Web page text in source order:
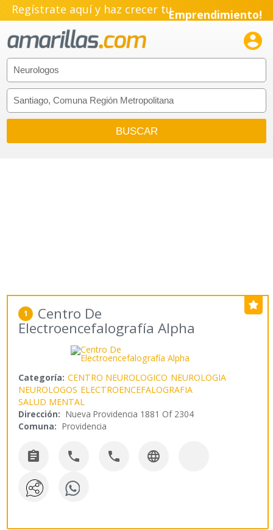
Regístrate aquí y haz crecer tuEmprendimiento!

1 Centro De
Electroencefalografía Alpha
Categoría: CENTRO NEUROLOGICO NEUROLOGIA
NEUROLOGOS ELECTROENCEFALOGRAFIA
SALUD MENTAL
Dirección: Nueva Providencia 1881 Of 2304
Comuna: Providencia
   